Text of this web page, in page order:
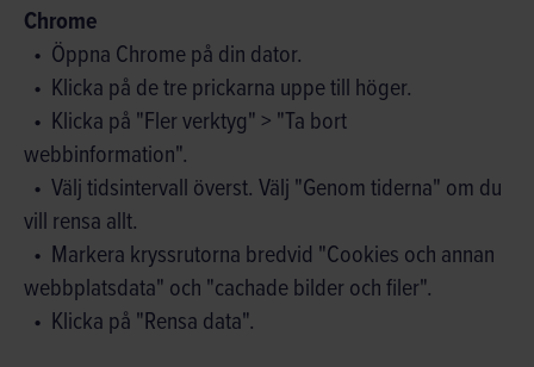
Chrome
Öppna Chrome på din dator.
Klicka på de tre prickarna uppe till höger.
Klicka på "Fler verktyg" > "Ta bort
webbinformation".
Välj tidsintervall överst. Välj "Genom tiderna" om du
vill rensa allt.
Markera kryssrutorna bredvid "Cookies och annan
webbplatsdata" och "cachade bilder och filer".
Klicka på "Rensa data".